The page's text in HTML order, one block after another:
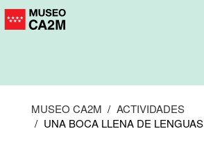
Pasar
al
MUSEO CA2M
ACTIVIDADES
UNA BOCA LLENA DE LENGUAS